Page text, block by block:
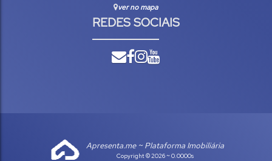
ver no mapa
REDES SOCIAIS
Apresenta.me ~ Plataforma Imobiliária
Copyright © 2026 ~ 0.0000s